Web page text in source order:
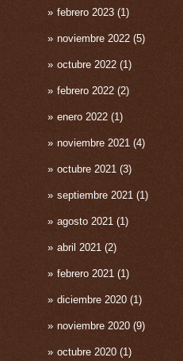
febrero 2023 (1)
noviembre 2022 (5)
octubre 2022 (1)
febrero 2022 (2)
enero 2022 (1)
noviembre 2021 (4)
octubre 2021 (3)
septiembre 2021 (1)
agosto 2021 (1)
abril 2021 (2)
febrero 2021 (1)
diciembre 2020 (1)
noviembre 2020 (9)
octubre 2020 (1)